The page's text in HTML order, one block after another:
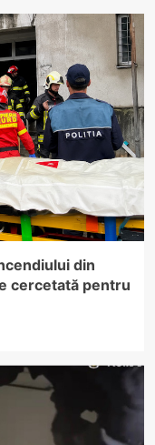
din
cercetată pentru